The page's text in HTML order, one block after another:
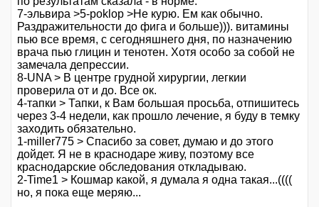
7-эльвира >5-poklop >Не курю. Ем как обычно.
Раздражительности до фига и больше))). витамины
пью все время, с сегодняшнего дня, по назначению
врача пью глицин и тенотен. Хотя особо за собой не
замечала депрессии.
8-UNA > В центре грудной хирургии, легкии
проверила от и до. Все ок.
4-тапки > Тапки, к Вам большая просьба, отпишитесь
через 3-4 недели, как прошло лечение, я буду в темку
заходить обязательно.
1-miller775 > Спасибо за совет, думаю и до этого
дойдет. Я не в краснодаре живу, поэтому все
краснодарские обследования откладываю.
2-Time1 > Кошмар какой, я думала я одна такая...((((
но, я пока еще меряю...